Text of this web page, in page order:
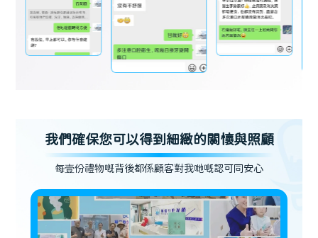
我們確保您可以得到細緻的關懷與照顧
每壹份禮物嘅背後都係顧客對我哋嘅認可同安心